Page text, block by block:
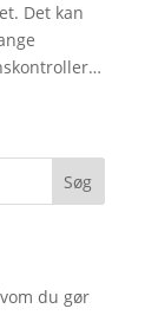
Det kan
Søg
du gør